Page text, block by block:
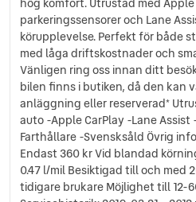
parkeringssensorer och Lane
körupplevelse. Perfekt för både
med låga driftskostnader och
Vänligen ring oss innan ditt
bilen finns i butiken, då den kan
anläggning eller reserverad*
auto -Apple CarPlay -Lane
Farthållare -Svensksåld Övrig
Endast 360 kr Vid blandad
0.47 l/mil Besiktigad till och med
tidigare brukare Möjlighet till 12-